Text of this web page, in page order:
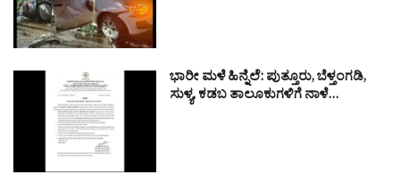
ಭಾರೀ ಮಳೆ ಹಿನ್ನೆಲೆ: ಪುತ್ತೂರು, ಬೆಳ್ತಂಗಡಿ,
ಸುಳ್ಯ, ಕಡಬ ತಾಲೂಕುಗಳಿಗೆ ನಾಳೆ…